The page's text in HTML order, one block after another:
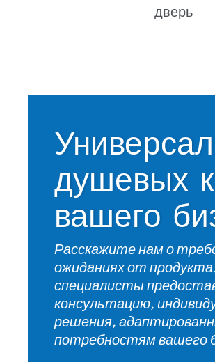
дверь
душевых
вашего
Расскажите нам о
ожиданиях от
специалисты
консультацию,
решения,
потребностям вашего